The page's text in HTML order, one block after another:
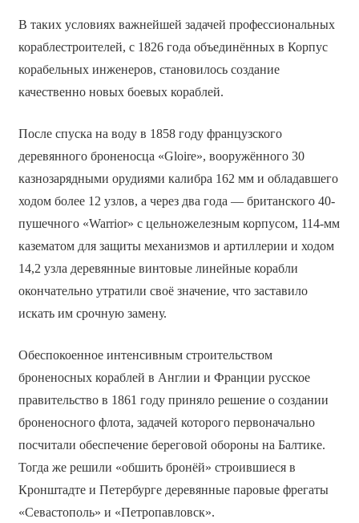
В таких условиях важнейшей задачей профессиональных
кораблестроителей, с 1826 года объединённых в Корпус
корабельных инженеров, становилось создание
качественно новых боевых кораблей.
После спуска на воду в 1858 году французского
деревянного броненосца «Gloire», вооружённого 30
казнозарядными орудиями калибра 162 мм и обладавшего
ходом более 12 узлов, а через два года — британского 40-
пушечного «Warrior» с цельножелезным корпусом, 114-мм
казематом для защиты механизмов и артиллерии и ходом
14,2 узла деревянные винтовые линейные корабли
окончательно утратили своё значение, что заставило
искать им срочную замену.
Обеспокоенное интенсивным строительством
броненосных кораблей в Англии и Франции русское
правительство в 1861 году приняло решение о создании
броненосного флота, задачей которого первоначально
посчитали обеспечение береговой обороны на Балтике.
Тогда же решили «обшить бронёй» строившиеся в
Кронштадте и Петербурге деревянные паровые фрегаты
«Севастополь» и «Петропавловск».